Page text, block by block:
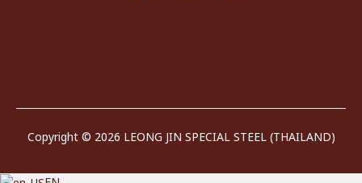
Copyright © 2026 LEONG JIN SPECIAL STEEL (THAILAND)